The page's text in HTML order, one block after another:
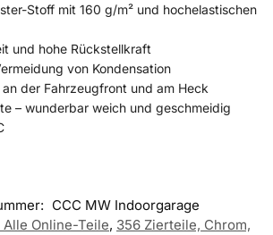
Stoff mit 160 g/m² und hochelastischen
und hohe Rückstellkraft
von Kondensation
der Fahrzeugfront und am Heck
– wunderbar weich und geschmeidig
CCC MW Indoorgarage
Alle Online-Teile, 356 Zierteile, Chrom,